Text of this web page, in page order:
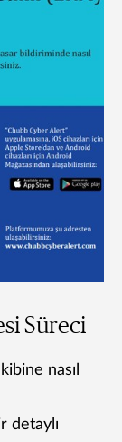
Süreci
nasıl
detaylı